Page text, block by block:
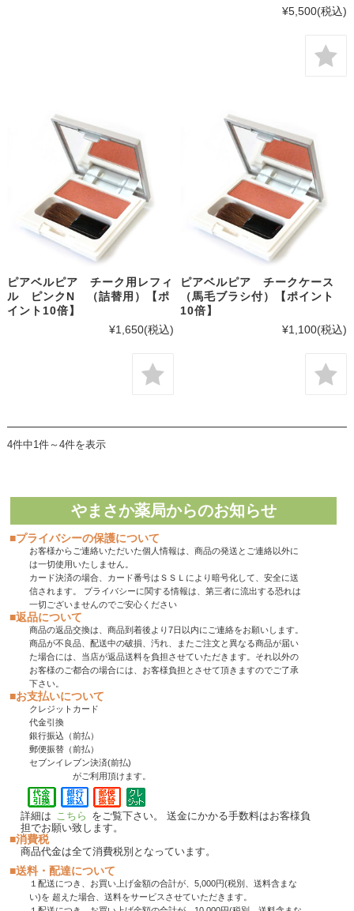
¥5,500(税込)
ピアベルピア チーク用レフィ
ル ピンクN （詰替用）【ポ
イント10倍】
¥1,650(税込)
ピアベルピア チークケース
（馬毛ブラシ付）【ポイント
10倍】
¥1,100(税込)
4件中1件～4件を表示
やまさか薬局からのお知らせ
■プライバシーの保護について
お客様からご連絡いただいた個人情報は、商品の発送とご連絡以外に
は一切使用いたしません。
カード決済の場合、カード番号はＳＳＬにより暗号化して、安全に送
信されます。 プライバシーに関する情報は、第三者に流出する恐れは
一切ございませんのでご安心ください
■返品について
商品の返品交換は、商品到着後より7日以内にご連絡をお願いします。
商品が不良品、配送中の破損、汚れ、またご注文と異なる商品が届い
た場合には、当店が返品送料を負担させていただきます。それ以外の
お客様のご都合の場合には、お客様負担とさせて頂きますのでご了承
下さい。
■お支払いについて
クレジットカード
代金引換
銀行振込（前払）
郵便振替（前払）
セブンイレブン決済(前払)
がご利用頂けます。
詳細は こちら をご覧下さい。 送金にかかる手数料はお客様負
担でお願い致します。
■消費税
商品代金は全て消費税別となっています。
■送料・配達について
１配送につき、お買い上げ金額の合計が、5,000円(税別、送料含まな
い)を 超えた場合、送料をサービスさせていただきます。